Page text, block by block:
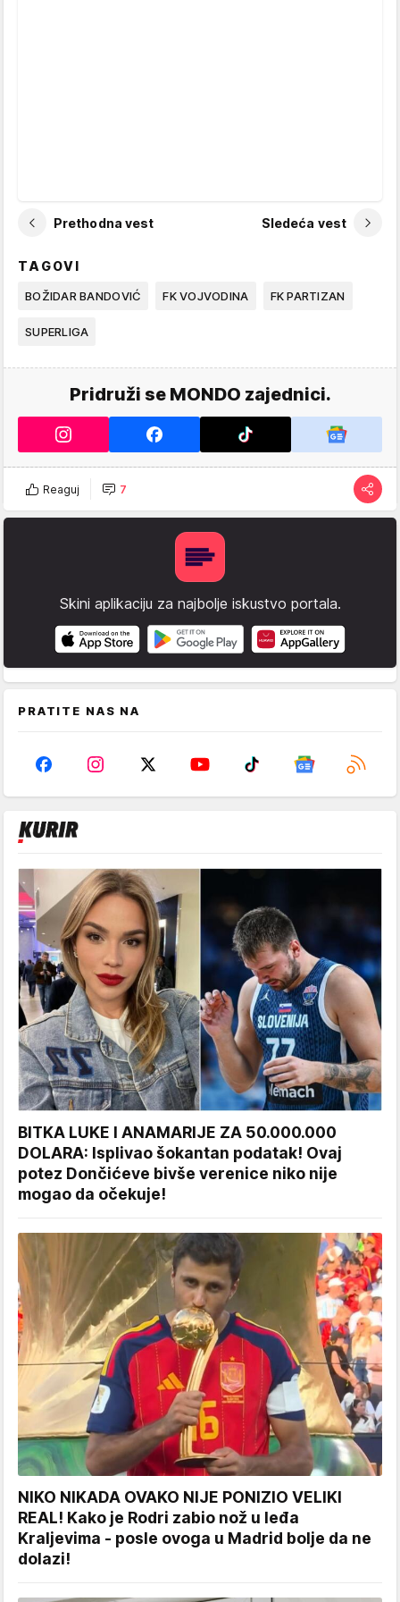
Prethodna vest Sledeća vest
TAGOVI
BOŽIDAR BANDOVIĆ FK VOJVODINA FK PARTIZAN
SUPERLIGA
Pridruži se MONDO zajednici.
Reaguj 7
Skini aplikaciju za najbolje iskustvo portala.
PRATITE NAS NA
BITKA LUKE I ANAMARIJE ZA 50.000.000
DOLARA: Isplivao šokantan podatak! Ovaj
potez Dončićeve bivše verenice niko nije
mogao da očekuje!
NIKO NIKADA OVAKO NIJE PONIZIO VELIKI
REAL! Kako je Rodri zabio nož u leđa
Kraljevima - posle ovoga u Madrid bolje da ne
dolazi!